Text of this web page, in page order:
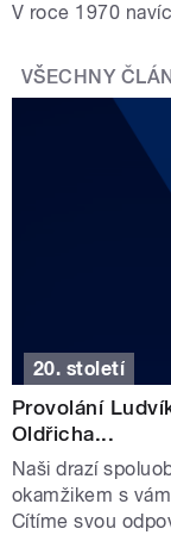
V roce 1970
VŠECHNY
20. století
Provolání
Oldřicha...
Naši drazí
okamžikem s
Cítíme svou